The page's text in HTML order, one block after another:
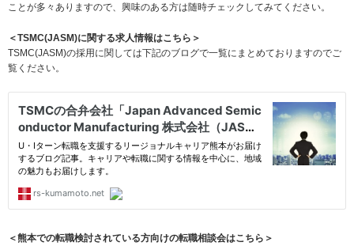
ことが多々ありますので、興味のある方は随時チェックしてみてください。
＜TSMC(JASM)に関する求人情報はこちら＞
TSMC(JASM)の採用に関しては下記のブログで一覧にまとめておりますのでご
覧ください。
＜熊本での転職検討されている方向けの転職相談会はこちら＞